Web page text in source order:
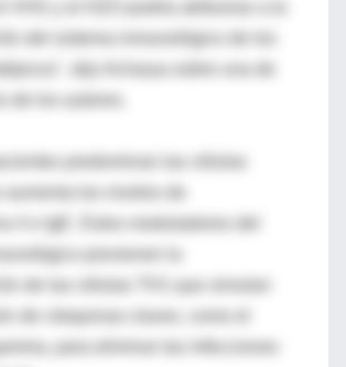
del sistema inmunológico de los
4 e IgE. Estos moduladores del
previenen la
de citoquinas claves, como el
para eliminar las infecciones